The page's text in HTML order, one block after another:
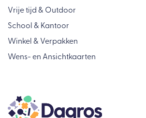
Vrije tijd & Outdoor
School & Kantoor
Winkel & Verpakken
Wens- en Ansichtkaarten